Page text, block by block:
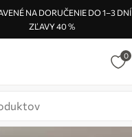
NA DORUČENIE DO 1–3 DNÍ
ZĽAVY 40 %
0